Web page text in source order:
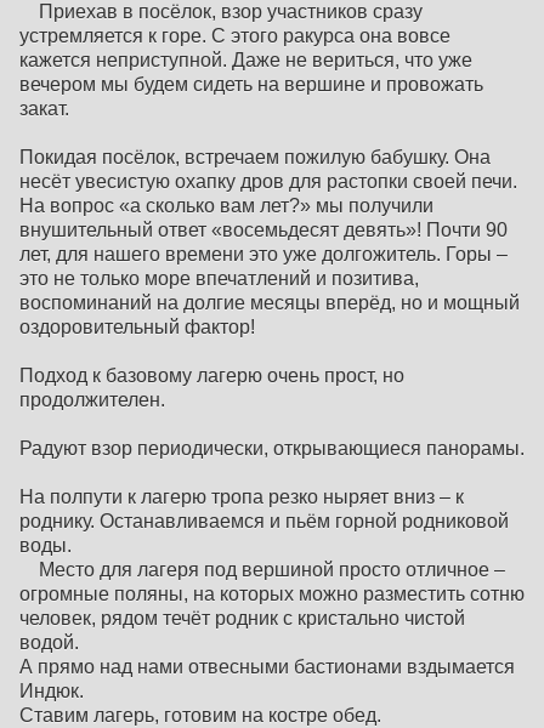
Приехав в посёлок, взор участников сразу
устремляется к горе. С этого ракурса она вовсе
кажется неприступной. Даже не вериться, что уже
вечером мы будем сидеть на вершине и провожать
закат.
Покидая посёлок, встречаем пожилую бабушку. Она
несёт увесистую охапку дров для растопки своей печи.
На вопрос «а сколько вам лет?» мы получили
внушительный ответ «восемьдесят девять»! Почти 90
лет, для нашего времени это уже долгожитель. Горы –
это не только море впечатлений и позитива,
воспоминаний на долгие месяцы вперёд, но и мощный
оздоровительный фактор!
Подход к базовому лагерю очень прост, но
продолжителен.
Радуют взор периодически, открывающиеся панорамы.
На полпути к лагерю тропа резко ныряет вниз – к
роднику. Останавливаемся и пьём горной родниковой
воды.
Место для лагеря под вершиной просто отличное –
огромные поляны, на которых можно разместить сотню
человек, рядом течёт родник с кристально чистой
водой.
А прямо над нами отвесными бастионами вздымается
Индюк.
Ставим лагерь, готовим на костре обед.